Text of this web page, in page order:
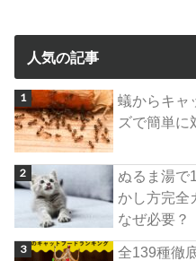
人気の記事
蟻からキャ
ズで簡単に
ぬるま湯で
かし方完全
なぜ必要？
全139種徹